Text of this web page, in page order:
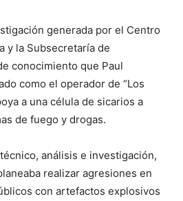
generada por el Centro
y la Subsecretaría de
conocimiento que Paul
como el operador de “Los
a una célula de sicarios a
de fuego y drogas.
análisis e investigación,
realizar agresiones en
con artefactos explosivos